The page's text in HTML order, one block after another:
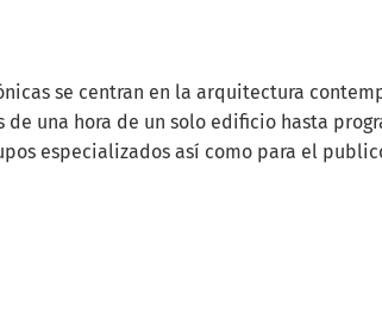
se centran en la arquitectura
una hora de un solo edificio hasta
especializados así como para el